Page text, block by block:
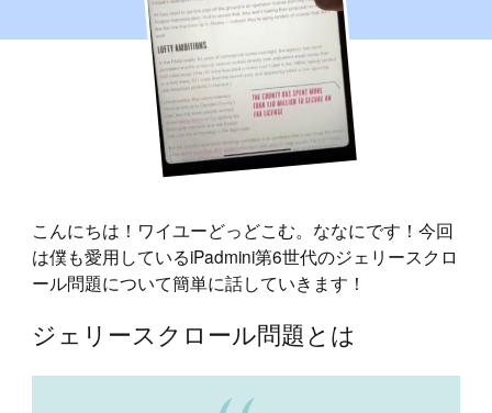
こんにちは！ワイユーどっどこむ。ななにです！今回
は僕も愛用しているiPadmini第6世代のジェリースクロ
ール問題について簡単に話していきます！
ジェリースクロール問題とは